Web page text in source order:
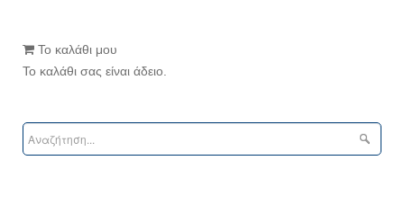
Το καλάθι μου
Το καλάθι σας είναι άδειο.